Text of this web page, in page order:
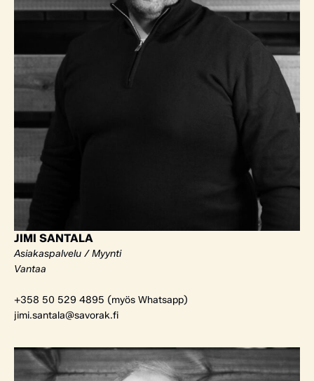
JIMI SANTALA
Asiakaspalvelu / Myynti
Vantaa
+358 50 529 4895 (myös Whatsapp)
jimi.santala@savorak.fi